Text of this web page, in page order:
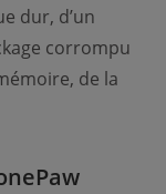
dur, d’un
corrompu
de la